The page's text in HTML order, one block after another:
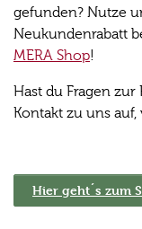
gefunden? Nutze
Neukundenrabatt
MERA Shop!
Hast du Fragen
Kontakt zu uns
Hier geht´s zum